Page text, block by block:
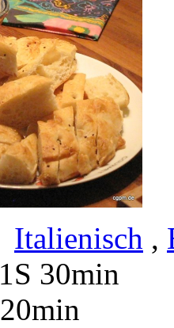
Italienisch ,
1S 30min
20min